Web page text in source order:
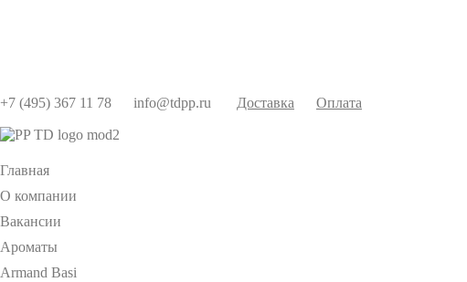
+7 (495) 367 11 78 info@tdpp.ru Доставка Оплата
Главная
О компании
Вакансии
Ароматы
Armand Basi